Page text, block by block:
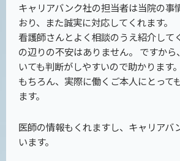
キャリアバンク社の担当者は当院の事
おり、また誠実に対応してくれます。
看護師さんとよく相談のうえ紹介して
の辺りの不安はありません。 ですか
いても判断がしやすいので助かります。
もちろん、実際に働くご本人にとって
ます。
医師の情報もくれますし、キャリアバ
います。